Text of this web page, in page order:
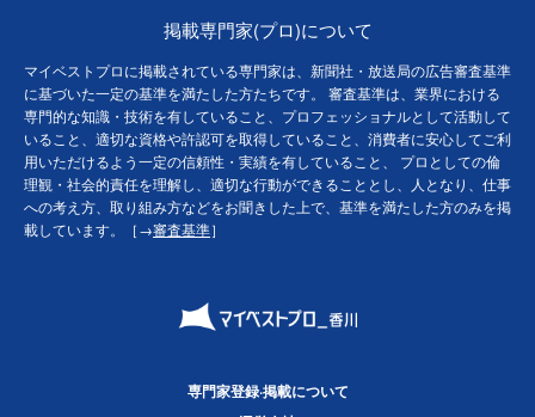
掲載専門家(プロ)について
マイベストプロに掲載されている専門家は、新聞社・放送局の広告審査基準
に基づいた一定の基準を満たした方たちです。 審査基準は、業界における
専門的な知識・技術を有していること、プロフェッショナルとして活動して
いること、適切な資格や許認可を取得していること、消費者に安心してご利
用いただけるよう一定の信頼性・実績を有していること、 プロとしての倫
理観・社会的責任を理解し、適切な行動ができることとし、人となり、仕事
への考え方、取り組み方などをお聞きした上で、基準を満たした方のみを掲
載しています。［→審査基準］
専門家登録·掲載について